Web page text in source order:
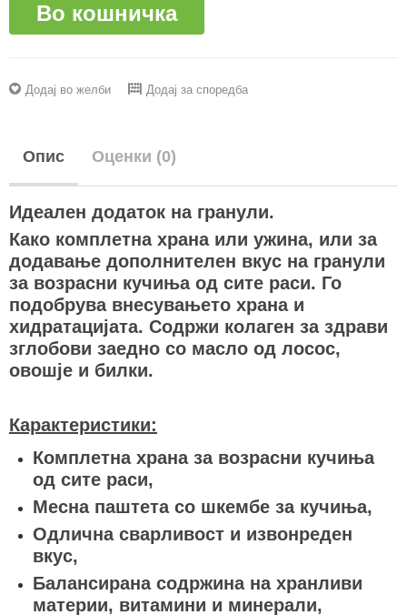
Во кошничка
Додај во желби Додај за споредба
Опис Оценки (0)
Идеален додаток на гранули.
Како комплетна храна или ужина, или за
додавање дополнителен вкус на гранули
за возрасни кучиња од сите раси. Го
подобрува внесувањето храна и
хидратацијата. Содржи колаген за здрави
зглобови заедно со масло од лосос,
овошје и билки.
Карактеристики:
Комплетна храна за возрасни кучиња
од сите раси,
Месна паштета со шкембе за кучиња,
Одлична сварливост и извонреден
вкус,
Балансирана содржина на хранливи
материи, витамини и минерали,